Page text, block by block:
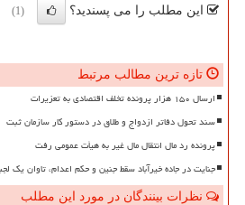
این مطلب را می پسندید؟ (1)
تازه ترین مطالب مرتبط
ارسال ۱۵۰ هزار پرونده تخلف اقتصادی به تعزیرات
سند تحول دفاتر ازدواج و طلاق در دستور کار سازمان ثبت
پرونده رد مال انتقال مال غیر به هیأت عمومی رفت
جنایت در جاده خیرآباد سقط جنین و حکم اعدام، تاوان یک
نظرات بینندگان در مورد این مطلب